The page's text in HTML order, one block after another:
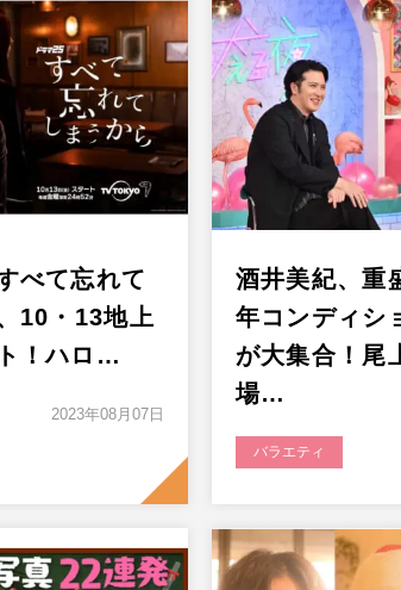
べて忘れて
10・13地上
！ハロ…
2023年08月07日
酒井美紀、重
年コンディシ
が大集合！尾
場…
バラエティ